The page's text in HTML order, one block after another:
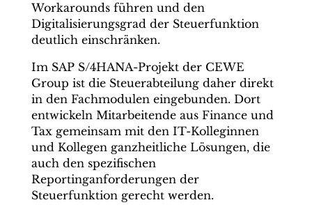
Workarounds führen und den
Digitalisierungsgrad der Steuerfunktion
deutlich einschränken.
Im SAP S/4HANA-Projekt der CEWE
Group ist die Steuerabteilung daher direkt
in den Fachmodulen eingebunden. Dort
entwickeln Mitarbeitende aus Finance und
Tax gemeinsam mit den IT-Kolleginnen
und Kollegen ganzheitliche Lösungen, die
auch den spezifischen
Reportinganforderungen der
Steuerfunktion gerecht werden.